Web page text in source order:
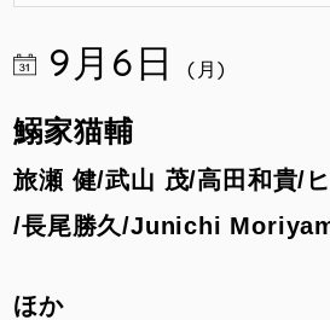
9月6日(月)
鰯家猫輔
旅瀬 健/武山 茂/高田和貴/
/長尾勝久/Junichi
ほか